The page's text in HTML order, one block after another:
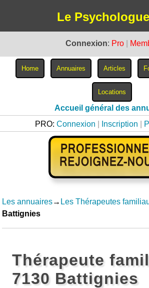
Le
Connexion: Pro
Accueil général des
PRO: Connexion Inscription
Les annuaires→ Les Thérapeutes
Battignies
Thérapeute
7130 Battignies